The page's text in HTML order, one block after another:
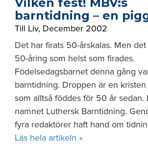
barntidning – en
Till Liv, December 2002
Det har firats 50-årskalas. Men
50-åring som helst som firades.
Födelsedagsbarnet denna gång
barntidning. Droppen är en
som alltså föddes för 50 år sedan.
namnet Luthersk Barntidning.
fyra redaktörer haft hand om
Läs hela artikeln »